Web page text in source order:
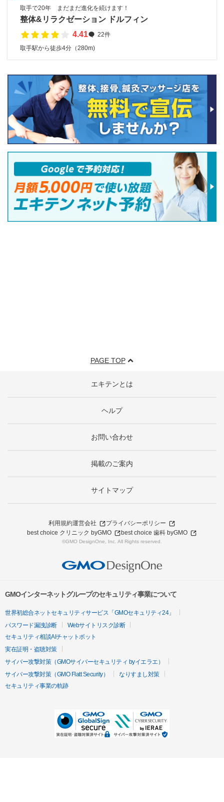
取手で20年 まだまだ進化を続けます！
整体&リラクゼーション ドルフィン
4.41
22件
取手駅から徒歩4分（280m)
PAGE TOP
エキテンとは
ヘルプ
お問い合わせ
掲載のご案内
サイトマップ
利用規約運営会社
プライバシーポリシー
best choice クリニック byGMO
best choice 歯科 byGMO
©GMO DesignOne, Inc. All Rights reserved.
GMOインターネットグループのセキュリティ事業について
世界初総合ネットセキュリティサービス「GMOセキュリティ24」
パスワード漏洩診断
Webサイトリスク診断
セキュリティ相談AIチャットボット
実在証明・盗聴対策
サイバー攻撃対策（GMOサイバーセキュリティ byイエラエ）
サイバー攻撃対策（GMO Flatt Security）
なりすまし対策
セキュリティ事業の軌跡